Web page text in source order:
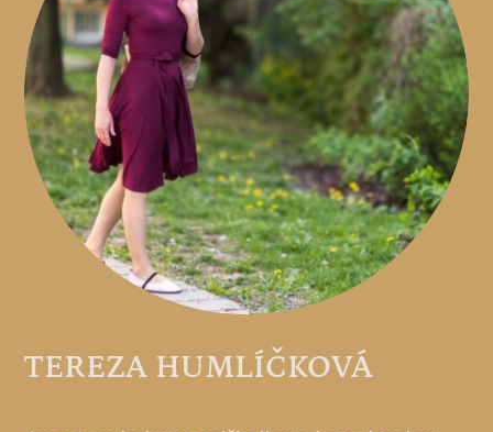
TEREZA HUMLÍČKOVÁ